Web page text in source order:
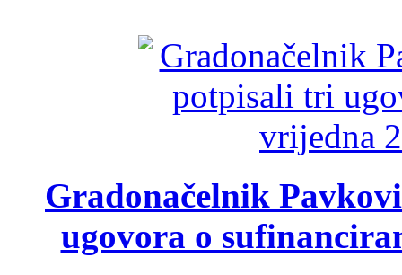
Gradonačelnik
ugovora o